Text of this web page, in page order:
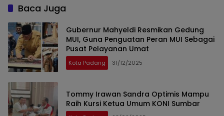
Baca Juga
Gubernur Mahyeldi Resmikan Gedung
MUI, Guna Penguatan Peran MUI Sebagai
Pusat Pelayanan Umat
Kota Padang 31/12/2025
Tommy Irawan Sandra Optimis Mampu
Raih Kursi Ketua Umum KONI Sumbar